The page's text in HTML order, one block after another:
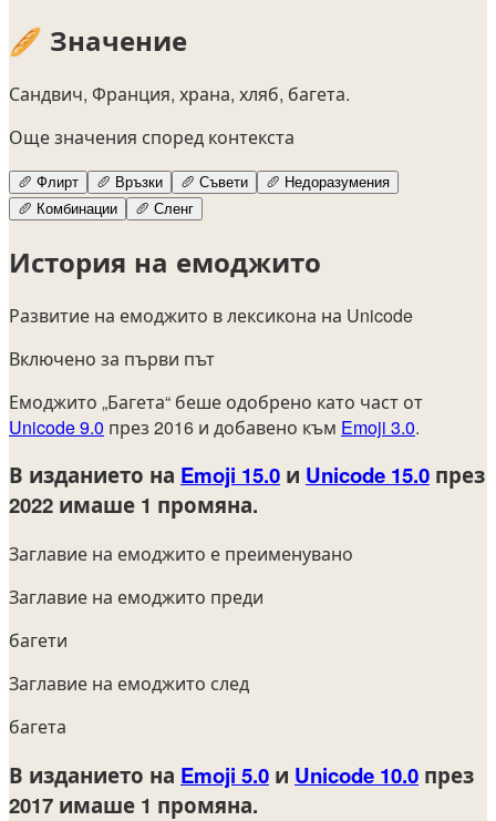
🥖 Значение
Сандвич, Франция, храна, хляб, багета.
Още значения според контекста
🥖 Флирт 🥖 Връзки 🥖 Съвети 🥖 Недоразумения
🥖 Комбинации 🥖 Сленг
История на емоджито
Развитие на емоджито в лексикона на Unicode
Включено за първи път
Емоджито „Багета“ беше одобрено като част от
Unicode 9.0 през 2016 и добавено към Emoji 3.0.
В изданието на Emoji 15.0 и Unicode 15.0 през
2022 имаше 1 промяна.
Заглавие на емоджито е преименувано
Заглавие на емоджито преди
багети
Заглавие на емоджито след
багета
В изданието на Emoji 5.0 и Unicode 10.0 през
2017 имаше 1 промяна.